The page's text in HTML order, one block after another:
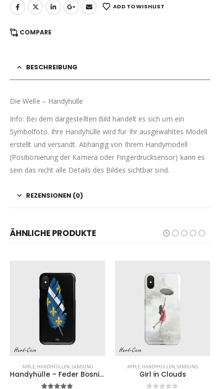
ADD TO WISHLIST
COMPARE
BESCHREIBUNG
Die Welle – Handyhülle
Info: Bei dem dargestellten Bild handelt es sich um ein
Symbolfoto. Ihre Handyhülle wird für Ihr ausgewähltes Modell
erstellt und versandt. Abhängig von Ihrem Handymodell
(Positionierung der Kamera oder Fingerdrucksensor) kann es
sein das nicht alle Details des Bildes sichtbar sind.
REZENSIONEN (0)
ÄHNLICHE PRODUKTE
APPLE, HANDYHÜLLEN,SAMSUNG
Handyhülle – Feder Bosnisches Wappen
APPLE, HANDYHÜLLEN,SAMSUNG
Girl in Clouds